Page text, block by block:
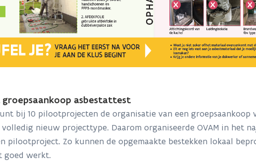
asbestattest
bij 10 pilootprojecten de organisatie van een groepsaankoop
volledig nieuw projecttype. Daarom organiseerde OVAM in het
pilootproject. Zo kunnen de opgemaakte bestekken lokaal
goed werkt.